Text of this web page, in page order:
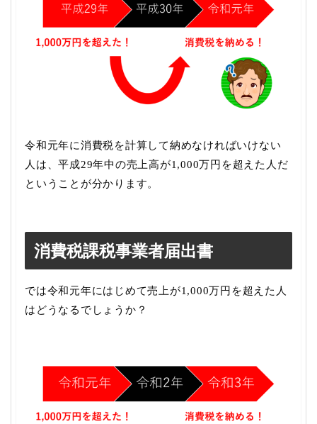
令和元年に消費税を計算して納めなければいけない
人は、平成29年中の売上高が1,000万円を超えた人だ
ということが分かります。
消費税課税事業者届出書
では令和元年にはじめて売上が1,000万円を超えた人
はどうなるでしょうか？